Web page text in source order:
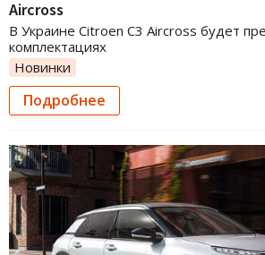
Aircross
В Украине Citroen C3 Aircross будет
комплектациях
Новинки
Подробнее